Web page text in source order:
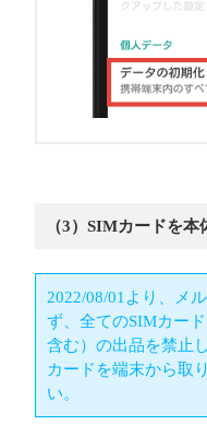
（3）SIMカードを
2022/08/01より、メ
ず、全てのSIMカー
含む）の出品を禁止
カードを端末から取
い。